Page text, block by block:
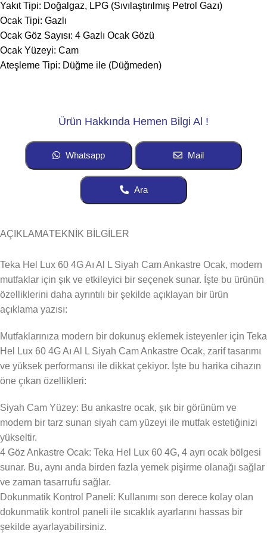
Yakıt Tipi: Doğalgaz, LPG (Sıvılaştırılmış Petrol Gazı)
Ocak Tipi: Gazlı
Ocak Göz Sayısı: 4 Gazlı Ocak Gözü
Ocak Yüzeyi: Cam
Ateşleme Tipi: Düğme ile (Düğmeden)
Ürün Hakkında Hemen Bilgi Al !
Whatsapp Mail
Ara
AÇIKLAMATEKNİK BİLGİLER
Teka Hel Lux 60 4G Aı Al L Siyah Cam Ankastre Ocak, modern
mutfaklar için şık ve etkileyici bir seçenek sunar. İşte bu ürünün
özelliklerini daha ayrıntılı bir şekilde açıklayan bir ürün
açıklama yazısı:
Mutfaklarınıza modern bir dokunuş eklemek isteyenler için Teka
Hel Lux 60 4G Aı Al L Siyah Cam Ankastre Ocak, zarif tasarımı
ve yüksek performansı ile dikkat çekiyor. İşte bu harika cihazın
öne çıkan özellikleri:
Siyah Cam Yüzey: Bu ankastre ocak, şık bir görünüm ve
modern bir tarz sunan siyah cam yüzeyi ile mutfak estetiğinizi
yükseltir.
4 Göz Ankastre Ocak: Teka Hel Lux 60 4G, 4 ayrı ocak bölgesi
sunar. Bu, aynı anda birden fazla yemek pişirme olanağı sağlar
ve zaman tasarrufu sağlar.
Dokunmatik Kontrol Paneli: Kullanımı son derece kolay olan
dokunmatik kontrol paneli ile sıcaklık ayarlarını hassas bir
şekilde ayarlayabilirsiniz.